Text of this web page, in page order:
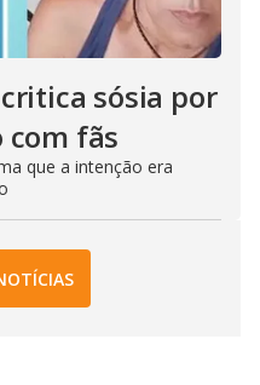
sósia por
fãs
que a intenção era